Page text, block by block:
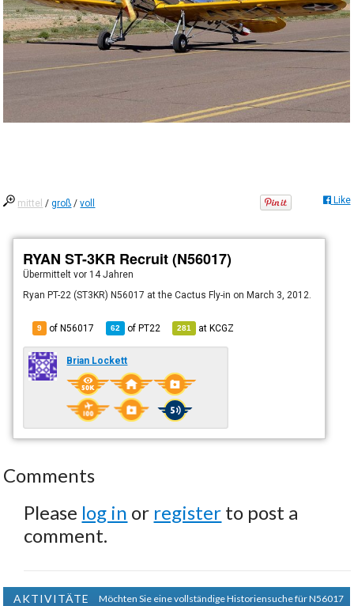
mittel /groß /voll Like
RYAN ST-3KR Recruit (N56017)
Übermitteltvor 14 Jahren
Ryan PT-22 (ST3KR) N56017 at the Cactus Fly-in on March 3, 2012.
9 of N56017 62 ofPT22 281 atKCGZ
Brian Lockett
Comments
Please log in or register to post a
comment.
AKTIVITÄTE
Möchten Sie eine vollständige Historiensuche für N56017